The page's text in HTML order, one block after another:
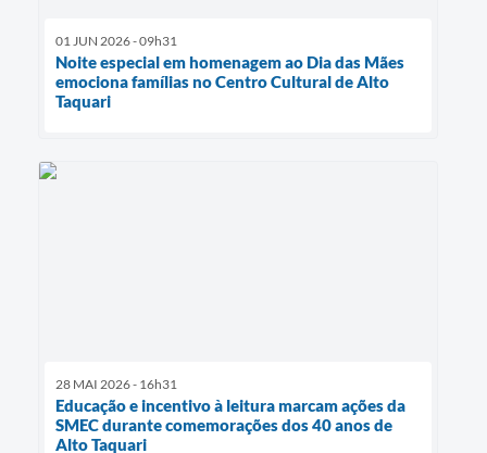
01 JUN 2026 - 09h31
Noite especial em homenagem ao Dia das Mães
emociona famílias no Centro Cultural de Alto
Taquari
28 MAI 2026 - 16h31
Educação e incentivo à leitura marcam ações da
SMEC durante comemorações dos 40 anos de
Alto Taquari